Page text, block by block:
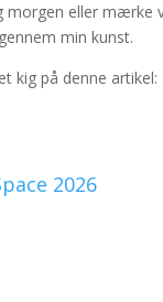
eller mærke
min kunst.
kig på denne artikel:
2026